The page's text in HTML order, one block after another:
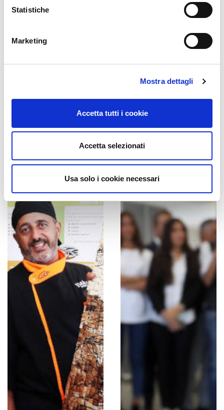
Statistiche
Marketing
Mostra dettagli
Accetta tutti i cookie
Accetta selezionati
Usa solo i cookie necessari